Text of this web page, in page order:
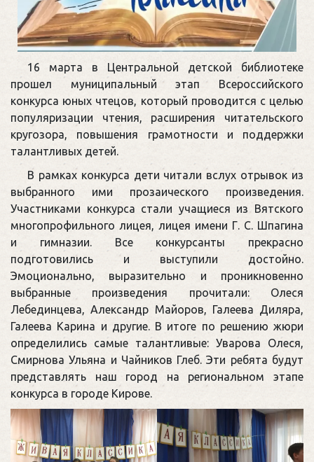
16 марта в Центральной детской библиотеке
прошел муниципальный этап Всероссийского
конкурса юных чтецов, который проводится с целью
популяризации чтения, расширения читательского
кругозора, повышения грамотности и поддержки
талантливых детей.
В рамках конкурса дети читали вслух отрывок из
выбранного ими прозаического произведения.
Участниками конкурса стали учащиеся из Вятского
многопрофильного лицея, лицея имени Г. С. Шпагина
и гимназии. Все конкурсанты прекрасно
подготовились и выступили достойно.
Эмоционально, выразительно и проникновенно
выбранные произведения прочитали: Олеся
Лебединцева, Александр Майоров, Галеева Диляра,
Галеева Карина и другие. В итоге по решению жюри
определились самые талантливые: Уварова Олеся,
Смирнова Ульяна и Чайников Глеб. Эти ребята будут
представлять наш город на региональном этапе
конкурса в городе Кирове.